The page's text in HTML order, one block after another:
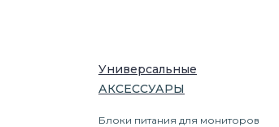
Универсальные
АКСЕССУАРЫ
Блоки питания для мониторов